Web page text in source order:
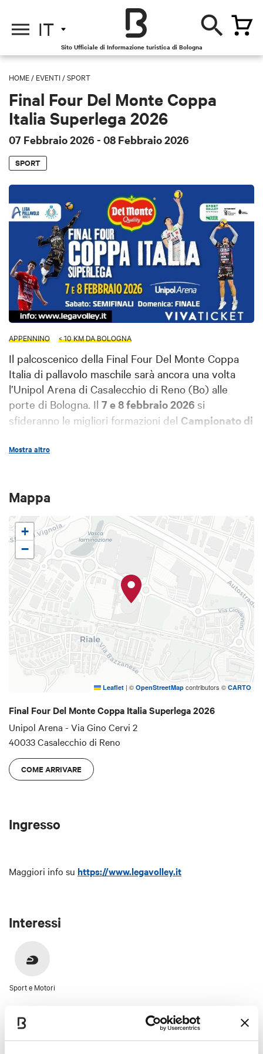
IT
Sito Ufficiale di Informazione turistica di Bologna
HOME / EVENTI /SPORT
Final Four Del Monte Coppa
Italia Superlega 2026
07 Febbraio 2026 - 08 Febbraio 2026
SPORT
APPENNINO < 10 KM DA BOLOGNA
Il palcoscenico della Final Four Del Monte Coppa
Italia di pallavolo maschile sarà ancora una volta
l’Unipol Arena di Casalecchio di Reno (Bo) alle
porte di Bologna. Il 7 e 8 febbraio 2026 si
sfideranno le migliori formazioni del Campionato di
Non perderti lo spettacolo e vieni a vivere un
Mostra altro
Mappa
+
−
Leaflet | © OpenStreetMap contributors © CARTO
Final Four Del Monte Coppa Italia Superlega 2026
Unipol Arena - Via Gino Cervi 2
40033 Casalecchio di Reno
COME ARRIVARE
Ingresso
Maggiori info su https://www.legavolley.it
Interessi
Sport e Motori